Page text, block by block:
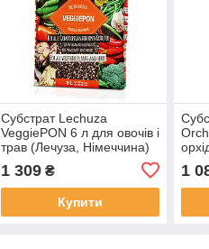
Субстрат Lechuza
VeggiePON 6 л для овочів і
трав (Лечуза, Німеччина)
1 309₴
Купити
1